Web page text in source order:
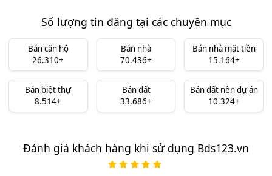
Số lượng tin đăng tại các chuyên mục
Bán căn hộ
26.310+
Bán nhà
70.436+
Bán nhà mặt tiền
15.164+
Bán biệt thự
8.514+
Bán đất
33.686+
Bán đất nền dự án
10.324+
Đánh giá khách hàng khi sử dụng Bds123.vn